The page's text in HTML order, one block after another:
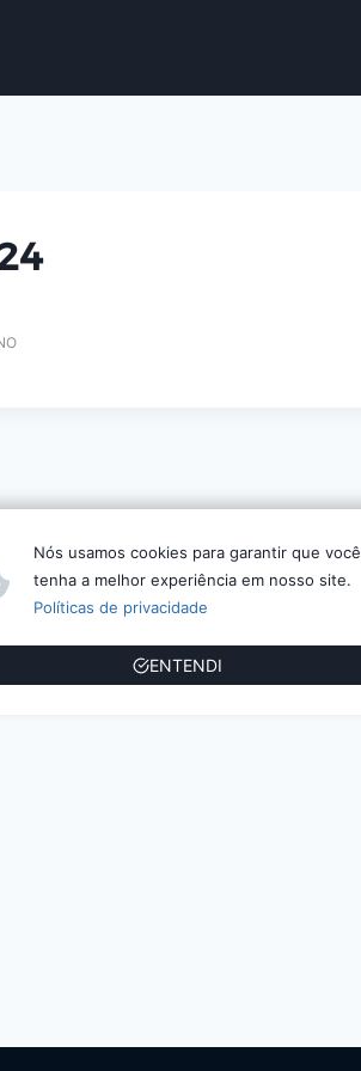
Nós usamos cookies para garantir que você
tenha a melhor experiência em nosso site.
Políticas de privacidade
ENTENDI